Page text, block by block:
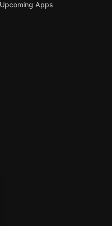
Upcoming Apps